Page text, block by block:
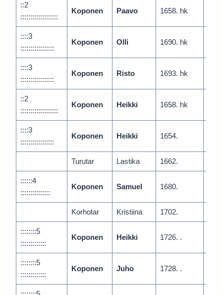
::2
:::::::::::::::::::
Koponen Paavo 1658. hk
::::3
:::::::::::::::::
Koponen Olli 1690. hk
::::3
:::::::::::::::::
Koponen Risto 1693. hk
::2
:::::::::::::::::::
Koponen Heikki 1658. hk
::::3
:::::::::::::::::
Koponen Heikki 1654.
Turutar Lastika 1662.
::::::4
:::::::::::::::
Koponen Samuel 1680.
Korhotar Kristiina 1702.
::::::::5
:::::::::::::
Koponen Heikki 1726. .
::::::::5
:::::::::::::
Koponen Juho 1728. .